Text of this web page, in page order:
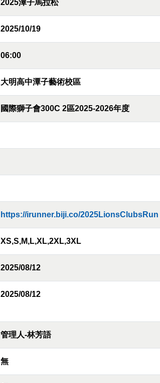
2025潭子馬拉松
2025/10/19
06:00
大明高中潭子藝術校區
國際獅子會300C 2區2025-2026年度
https://irunner.biji.co/2025LionsClubsRun
XS,S,M,L,XL,2XL,3XL
2025/08/12
2025/08/12
管理人-林芳語
無